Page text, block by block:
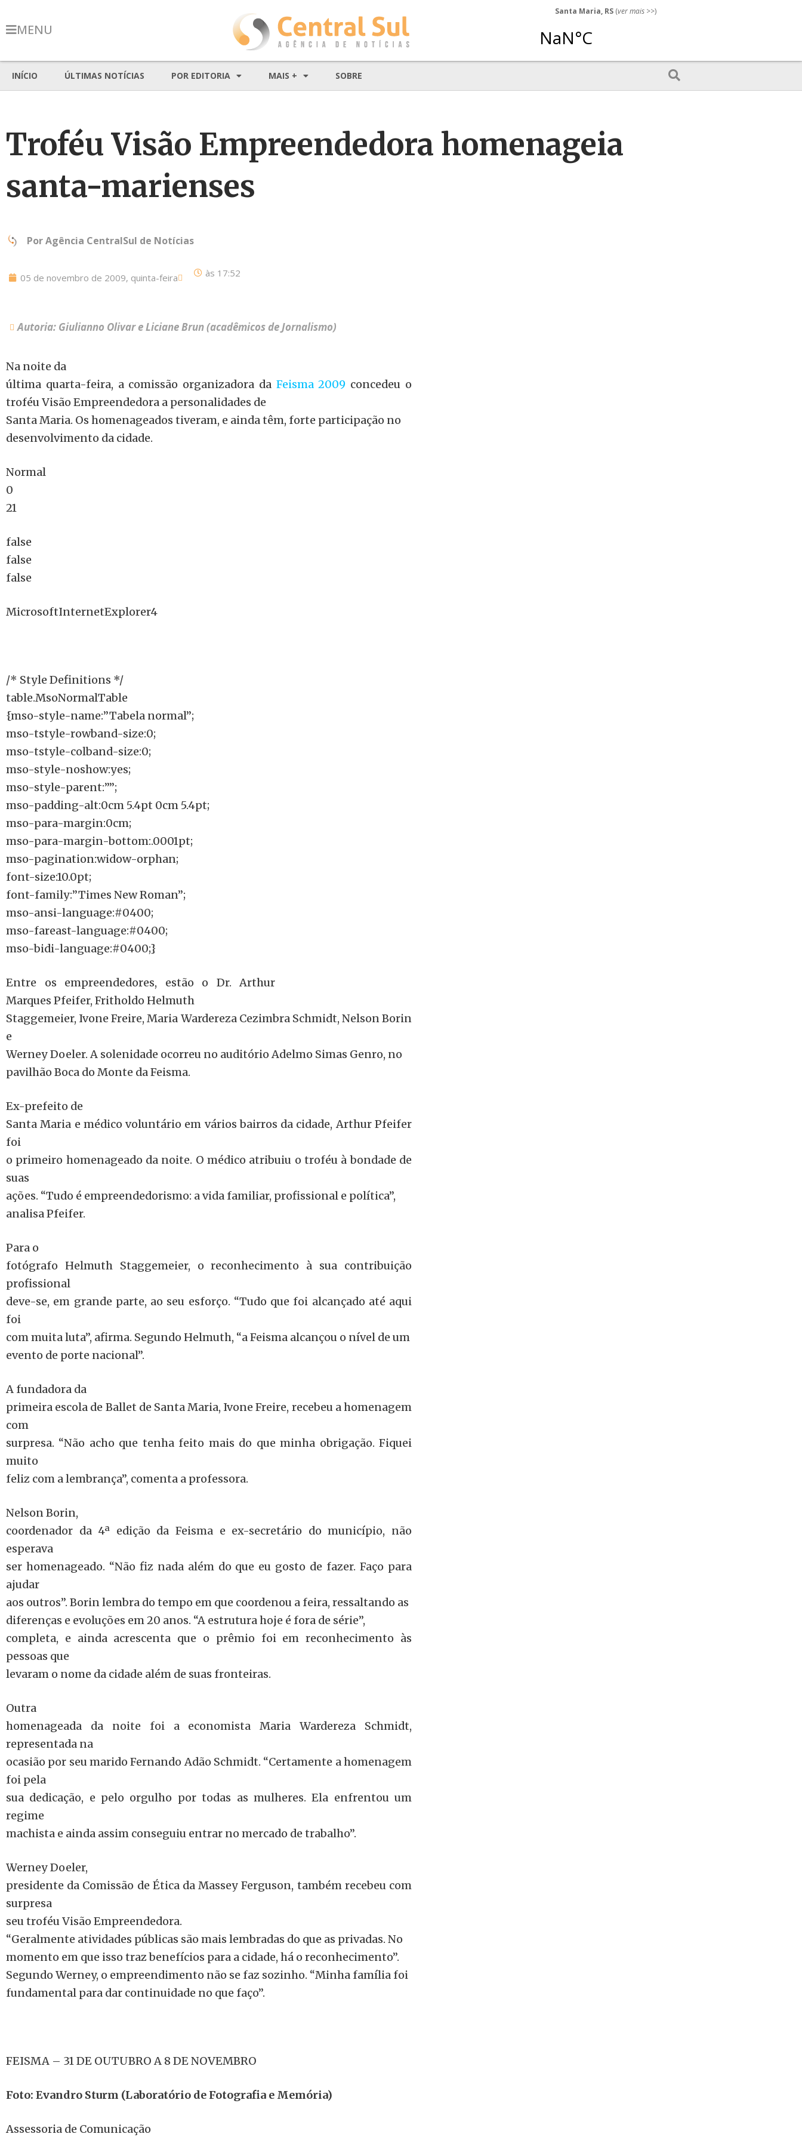
MENU
Santa Maria, RS (ver mais >>)
INÍCIO ÚLTIMAS NOTÍCIAS POR EDITORIA MAIS + SOBRE
Troféu Visão Empreendedora homenageia
santa-marienses
PorAgência CentralSul de Notícias
05 de novembro de 2009, quinta-feira às 17:52
Autoria: Giulianno Olivar e Liciane Brun (acadêmicos de Jornalismo)
Na noite da
última quarta-feira, a comissão organizadora da Feisma 2009 concedeu o
troféu Visão Empreendedora a personalidades de
Santa Maria. Os homenageados tiveram, e ainda têm, forte participação no
desenvolvimento da cidade.
Normal
0
21
false
false
false
MicrosoftInternetExplorer4
/* Style Definitions */
table.MsoNormalTable
{mso-style-name:”Tabela normal”;
mso-tstyle-rowband-size:0;
mso-tstyle-colband-size:0;
mso-style-noshow:yes;
mso-style-parent:””;
mso-padding-alt:0cm 5.4pt 0cm 5.4pt;
mso-para-margin:0cm;
mso-para-margin-bottom:.0001pt;
mso-pagination:widow-orphan;
font-size:10.0pt;
font-family:”Times New Roman”;
mso-ansi-language:#0400;
mso-fareast-language:#0400;
mso-bidi-language:#0400;}
Entre os empreendedores, estão o Dr. Arthur
Marques Pfeifer, Fritholdo Helmuth
Staggemeier, Ivone Freire, Maria Wardereza Cezimbra Schmidt, Nelson Borin
e
Werney Doeler. A solenidade ocorreu no auditório Adelmo Simas Genro, no
pavilhão Boca do Monte da Feisma.
Ex-prefeito de
Santa Maria e médico voluntário em vários bairros da cidade, Arthur Pfeifer
foi
o primeiro homenageado da noite. O médico atribuiu o troféu à bondade de
suas
ações. “Tudo é empreendedorismo: a vida familiar, profissional e política”,
analisa Pfeifer.
Para o
fotógrafo Helmuth Staggemeier, o reconhecimento à sua contribuição
profissional
deve-se, em grande parte, ao seu esforço. “Tudo que foi alcançado até aqui
foi
com muita luta”, afirma. Segundo Helmuth, “a Feisma alcançou o nível de um
evento de porte nacional”.
A fundadora da
primeira escola de Ballet de Santa Maria, Ivone Freire, recebeu a homenagem
com
surpresa. “Não acho que tenha feito mais do que minha obrigação. Fiquei
muito
feliz com a lembrança”, comenta a professora.
Nelson Borin,
coordenador da 4ª edição da Feisma e ex-secretário do município, não
esperava
ser homenageado. “Não fiz nada além do que eu gosto de fazer. Faço para
ajudar
aos outros”. Borin lembra do tempo em que coordenou a feira, ressaltando as
diferenças e evoluções em 20 anos. “A estrutura hoje é fora de série”,
completa, e ainda acrescenta que o prêmio foi em reconhecimento às
pessoas que
levaram o nome da cidade além de suas fronteiras.
Outra
homenageada da noite foi a economista Maria Wardereza Schmidt,
representada na
ocasião por seu marido Fernando Adão Schmidt. “Certamente a homenagem
foi pela
sua dedicação, e pelo orgulho por todas as mulheres. Ela enfrentou um
regime
machista e ainda assim conseguiu entrar no mercado de trabalho”.
Werney Doeler,
presidente da Comissão de Ética da Massey Ferguson, também recebeu com
surpresa
seu troféu Visão Empreendedora.
“Geralmente atividades públicas são mais lembradas do que as privadas. No
momento em que isso traz benefícios para a cidade, há o reconhecimento”.
Segundo Werney, o empreendimento não se faz sozinho. “Minha família foi
fundamental para dar continuidade no que faço”.
FEISMA – 31 DE OUTUBRO A 8 DE NOVEMBRO
Foto: Evandro Sturm (Laboratório de Fotografia e Memória)
Assessoria de Comunicação